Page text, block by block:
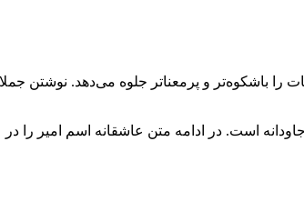
باشکوه‌تر و پرمعناتر جلوه می‌دهد. نوشتن
است. در ادامه متن عاشقانه اسم امیر را